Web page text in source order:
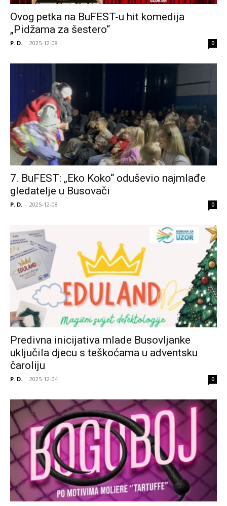
Ovog petka na BuFEST-u hit komedija
„Pidžama za šestero“
P. D. - 2025-12-08 0
7. BuFEST: „Eko Koko“ oduševio najmlađe
gledatelje u Busovači
P. D. - 2025-12-08 0
Predivna inicijativa mlade Busovljanke
uključila djecu s teškoćama u adventsku
čaroliju
P. D. - 2025-12-04 0